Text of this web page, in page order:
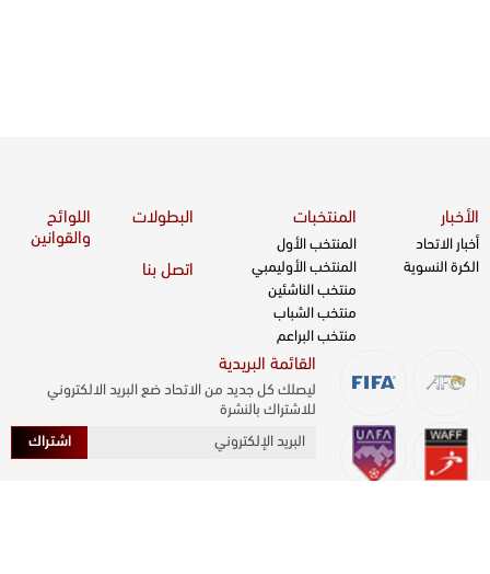
الأخبار
أخبار الاتحاد
الكرة النسوية
المنتخبات
المنتخب الأول
المنتخب الأوليمبي
منتخب الناشئين
منتخب الشباب
منتخب البراعم
البطولات
اللوائح
والقوانين
اتصل بنا
القائمة البريدية
ليصلك كل جديد من الاتحاد ضع البريد الالكتروني
للاشتراك بالنشرة
اشتراك